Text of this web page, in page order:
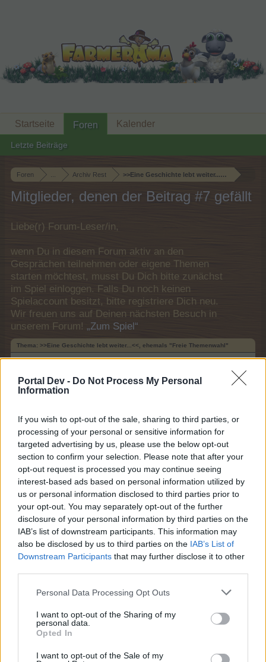
Portal Dev - Do Not Process My Personal
Information
If you wish to opt-out of the sale, sharing to third parties, or
processing of your personal or sensitive information for
targeted advertising by us, please use the below opt-out
section to confirm your selection. Please note that after your
opt-out request is processed you may continue seeing
interest-based ads based on personal information utilized by
us or personal information disclosed to third parties prior to
your opt-out. You may separately opt-out of the further
disclosure of your personal information by third parties on the
IAB’s list of downstream participants. This information may
also be disclosed by us to third parties on the IAB’s List of
Downstream Participants that may further disclose it to other
Personal Data Processing Opt Outs
I want to opt-out of the Sharing of my
personal data.
Opted In
I want to opt-out of the Sale of my
Foren Archiv Rest >>Eine Geschichte lebt weiter...<<, ehemals
Mitglieder, denen der Beitrag #7 gefällt
Liebe(r) Forum-Leser/in,
wenn Du in diesem Forum aktiv an den
Gesprächen teilnehmen oder eigene Themen
starten möchtest, musst Du Dich bitte zunächst
im Spiel einloggen. Falls Du noch keinen
Spielaccount besitzt, bitte registriere Dich neu.
Wir freuen uns auf Deinen nächsten Besuch in
unserem Forum! „Zum Spiel“
Thema: >>Eine Geschichte lebt weiter...<<, ehemals "Freie Themenwahl"
Laufenlerner
Beiträge: 25 Zustimmungen: 140 Punkte für Erfolge:
Nachwuchs-Autor
Beiträge: 43 Zustimmungen: 213 Punkte für Erfolge: 70
7 April 2023
tinka_92
Foren-Grünschnabel
Beiträge:
0 Zustimmungen: Punkte für Erfolge: 10
11 Dezember 2022
KleinBrain
Lebende Forenlegende
, männlich, 70, <
Beiträge: 12.053 Zustimmungen: 49.537 Punkte für Erfolge: 6.000
3 Januar 2017
-Skorpion1211-
Lebende Forenlegende, weiblich
25 August 2016
Magitta7070
Beiträge: 141.076 Zustimmungen: 630.165
Punkte für Erfolge:
6.000
Kaiser des Forums
Startseite Foren
Letzte Beiträge
Kalender